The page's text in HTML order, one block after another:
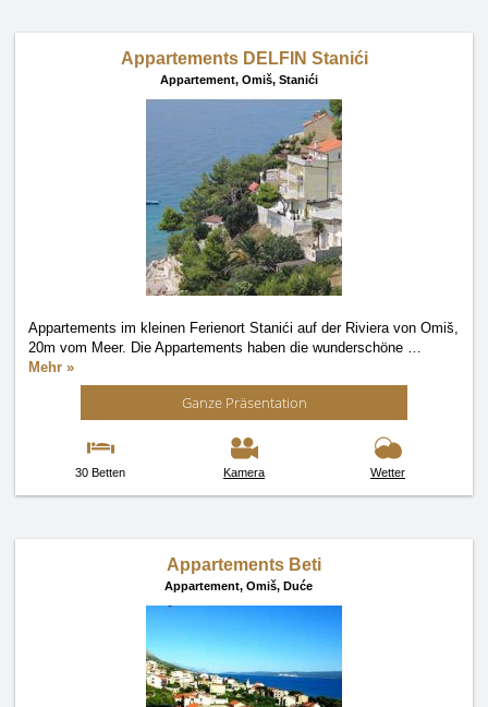
Appartements DELFIN Stanići
Appartement, Omiš, Stanići
Appartements im kleinen Ferienort Stanići auf der Riviera von Omiš,
20m vom Meer. Die Appartements haben die wunderschöne …
Mehr »
Ganze Präsentation
30 Betten Kamera Wetter
Appartements Beti
Appartement, Omiš, Duće